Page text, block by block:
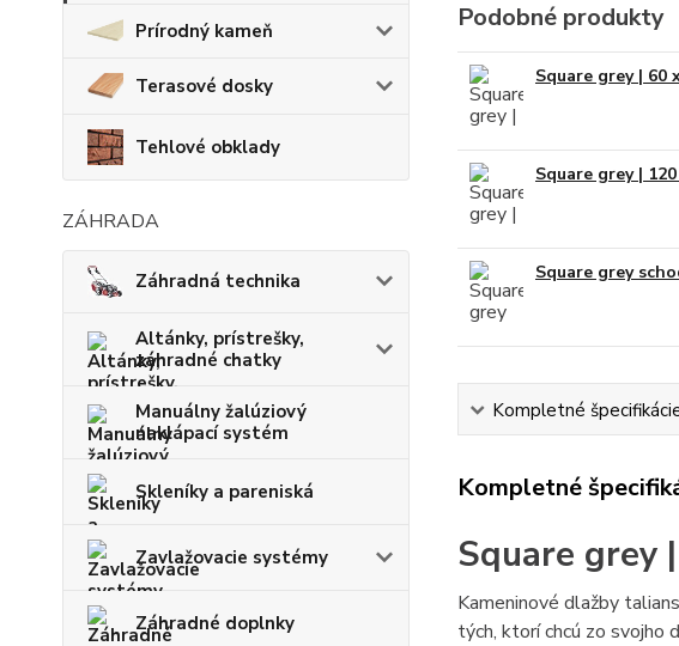
Prírodný kameň
Terasové dosky
Tehlové obklady
ZÁHRADA
Záhradná technika
Altánky, prístrešky,
záhradné chatky
Manuálny žalúziový
naklápací systém
Skleníky a pareniská
Zavlažovacie systémy
Záhradné doplnky
Podobné produkty
Square grey | 60
Square grey |
Square grey
Kompletné
Kompletné
Square grey
Kameninové dlažby
tých, ktorí chcú zo svojho